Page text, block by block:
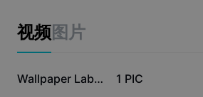
Auto captions
Marketing
Industry templates
Trust Center
Help Center
视频图片
76.3萬 Wallpaper Labubu 12.8萬
1 PIC